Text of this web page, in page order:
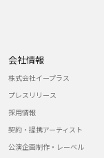
会社情報
株式会社イープラス
プレスリリース
採用情報
契約・提携アーティスト
公演企画制作・レーベル